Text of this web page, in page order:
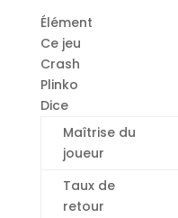
Élément
Ce jeu
Crash
Plinko
Dice
Maîtrise du
joueur
Taux de
retour